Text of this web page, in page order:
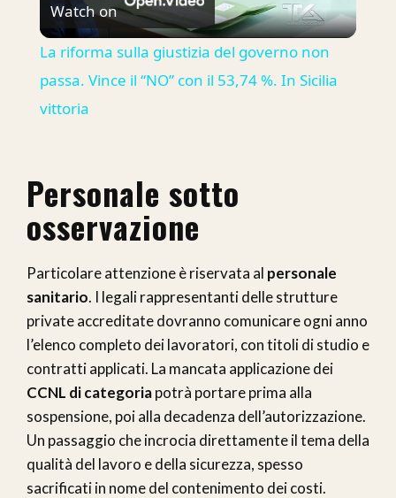
Video
Watch on
La riforma sulla giustizia del governo non
passa. Vince il “NO” con il 53,74 %. In Sicilia
vittoria
Personale sotto
osservazione
Particolare attenzione è riservata al personale
sanitario. I legali rappresentanti delle strutture
private accreditate dovranno comunicare ogni anno
l’elenco completo dei lavoratori, con titoli di studio e
contratti applicati. La mancata applicazione dei
CCNL di categoriapotrà portare prima alla
sospensione, poi alla decadenza dell’autorizzazione.
Un passaggio che incrocia direttamente il tema della
qualità del lavoro e della sicurezza, spesso
sacrificati in nome del contenimento dei costi.